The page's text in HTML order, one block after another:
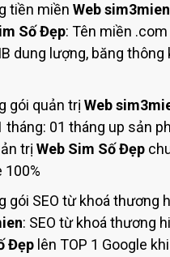
tiền miền Web sim3mien
Số Đẹp: Tên miền
dung lượng, băng thông
gói quản trị Web
tháng: 01 tháng up sản
trị Web Sim Số Đẹp
100%
gói SEO từ khoá thương
: SEO từ khoá thương
Đẹp lên TOP 1 Google